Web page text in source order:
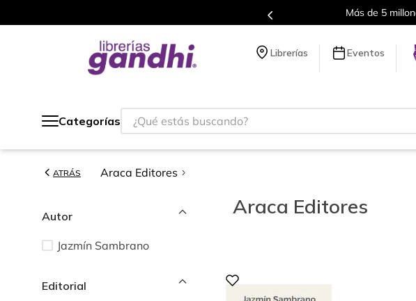
Más de 5
Librerías Eventos
Categorías
¿Qué estás buscando?
ATRÁS Araca Editores
Autor
Jazmín Sambrano
Editorial
Araca Editores